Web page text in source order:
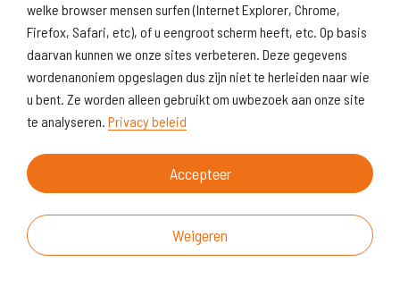
welke browser mensen surfen (Internet Explorer, Chrome,
Firefox, Safari, etc), of u eengroot scherm heeft, etc. Op basis
daarvan kunnen we onze sites verbeteren. Deze gegevens
wordenanoniem opgeslagen dus zijn niet te herleiden naar wie
u bent. Ze worden alleen gebruikt om uwbezoek aan onze site
te analyseren. Privacy beleid
Accepteer
Weigeren